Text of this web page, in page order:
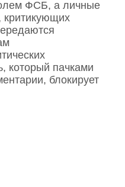
ФСБ, а личные
критикующих
который пачками
блокирует